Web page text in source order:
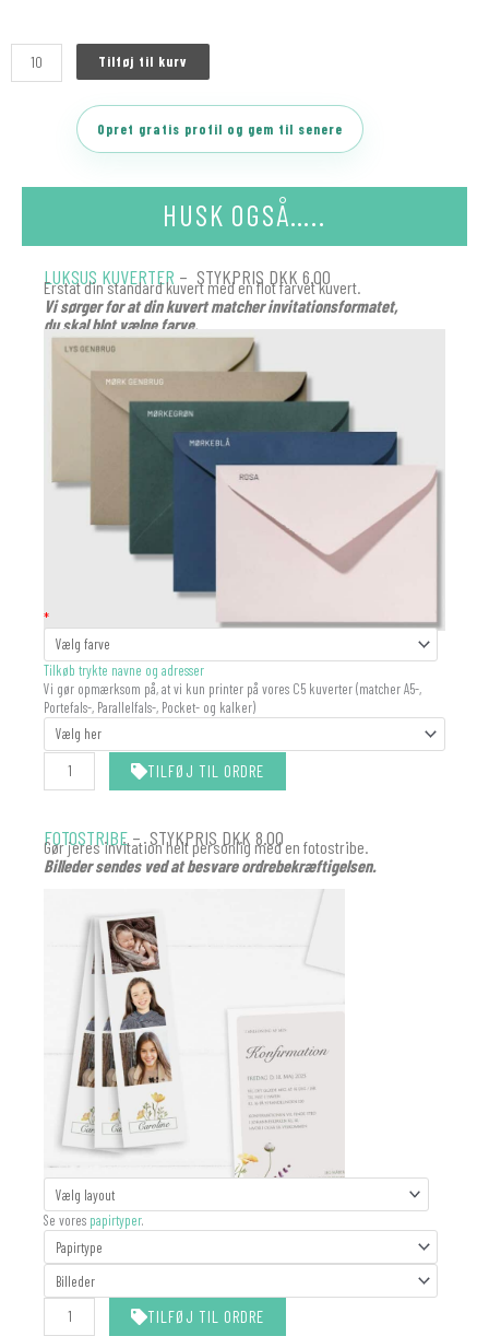
Tilføj til kurv
Opret gratis profil og gem til senere
HUSK OGSÅ…..
LUKSUS KUVERTER – STYKPRIS DKK 6.00
Erstat din standard kuvert med en flot farvet kuvert.
Vi sørger for at din kuvert matcher invitationsformatet,
du skal blot vælge farve.
*
Tilkøb trykte navne og adresser
Vi gør opmærksom på, at vi kun printer på vores C5 kuverter (matcher A5-,
Portefals-, Parallelfals-, Pocket- og kalker)
KUVERT
antal
TILFØJ TIL ORDRE
FOTOSTRIBE– STYKPRIS DKK 8.00
Gør jeres invitation helt personlig med en fotostribe.
Billeder sendes ved at besvare ordrebekræftigelsen.
Se vores papirtyper.
Fotostribe
Konfirmation
antal
TILFØJ TIL ORDRE